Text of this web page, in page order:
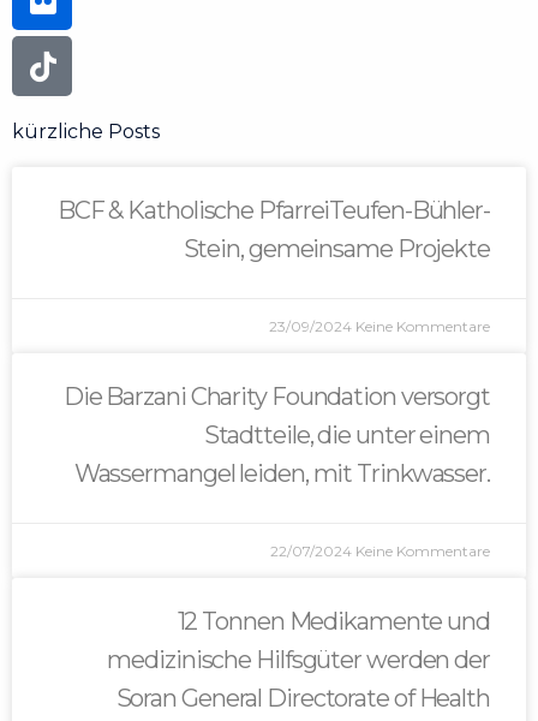
kürzliche Posts
BCF & Katholische PfarreiTeufen-Bühler-
Stein, gemeinsame Projekte
23/09/2024 Keine Kommentare
Die Barzani Charity Foundation versorgt
Stadtteile, die unter einem
Wassermangel leiden, mit Trinkwasser.
22/07/2024 Keine Kommentare
12 Tonnen Medikamente und
medizinische Hilfsgüter werden der
Soran General Directorate of Health